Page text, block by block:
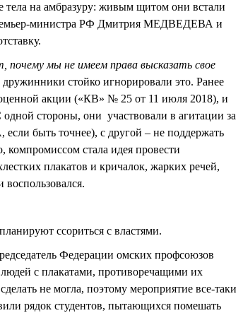
на амбразуру: живым щитом они встали
министра РФ Дмитрия МЕДВЕДЕВА и
мы не имеем права высказать свое
стойко игнорировали это. Ранее
акции («КВ» № 25 от 11 июля 2018), и
стороны, они участвовали в агитации за
быть точнее), с другой – не поддержать
стала идея провести
плакатов и кричалок, жарких речей,
ссориться с властями.
Федерации омских профсоюзов
с плакатами, противоречащими их
не могла, поэтому мероприятие все-таки
рядок студентов, пытающихся помешать